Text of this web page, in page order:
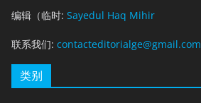
编辑（临时: Sayedul Haq Mihir
联系我们: contacteditorialge@gmail.com
类别